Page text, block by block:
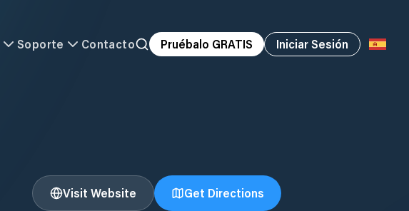
Soporte Contacto Pruébalo GRATIS Iniciar Sesión
Visit Website Get Directions